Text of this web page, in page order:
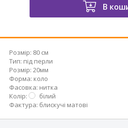
В
Розмір: 80 см
Тип: під перли
Розмір: 20мм
Форма: коло
Фасовка: нитка
Колір:
білий
Фактура: блискучі матові